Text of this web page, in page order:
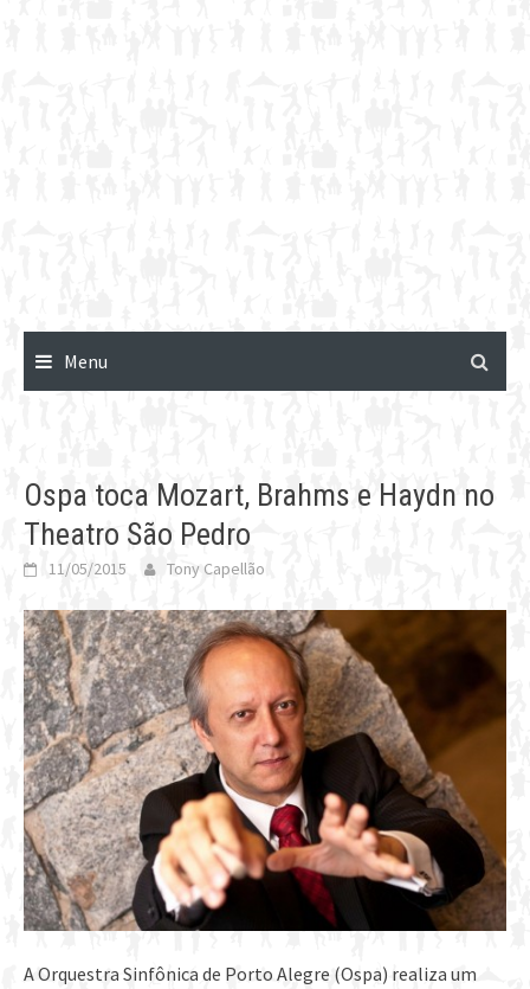
Menu
Ospa toca Mozart, Brahms e Haydn no
Theatro São Pedro
11/05/2015 Tony Capellão
A Orquestra Sinfônica de Porto Alegre (Ospa) realiza um